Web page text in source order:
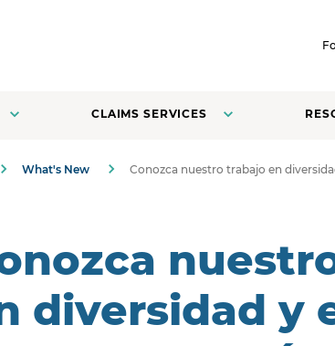
CLAIMS SERVICES
What's New Conozca nuestro trabajo en
diversidad y